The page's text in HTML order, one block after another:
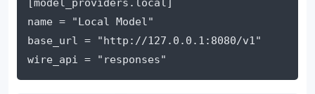
[model_providers.local]
name = "Local Model"
base_url = "http://127.0.0.1:8080/v1"
wire_api = "responses"